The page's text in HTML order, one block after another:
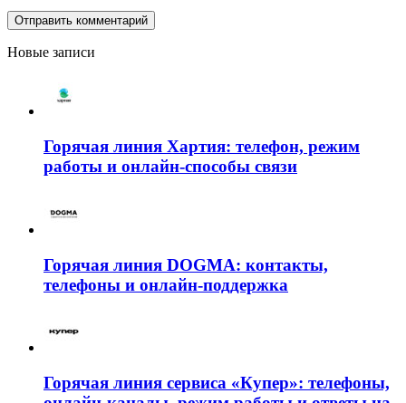
Новые записи
Горячая линия Хартия: телефон, режим
работы и онлайн-способы связи
Горячая линия DOGMA: контакты,
телефоны и онлайн-поддержка
Горячая линия сервиса «Купер»: телефоны,